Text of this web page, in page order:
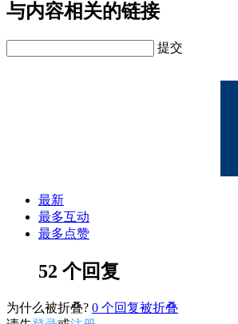
与内容相关的链接
提交
最新
最多互动
最多点赞
52 个回复
为什么被折叠? 0 个回复被折叠